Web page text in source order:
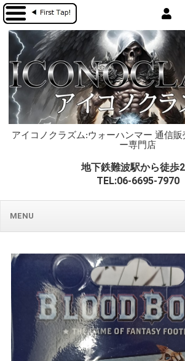
アイコノクラズム:ウォーハンマー 通信
ー専門店
地下鉄難波駅から徒歩
TEL:06-6695-7970
MENU